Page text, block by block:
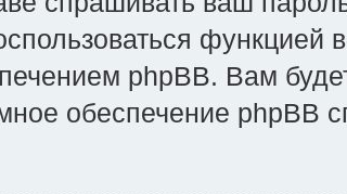
функцией
phpBB. Вам
обеспечение phpBB